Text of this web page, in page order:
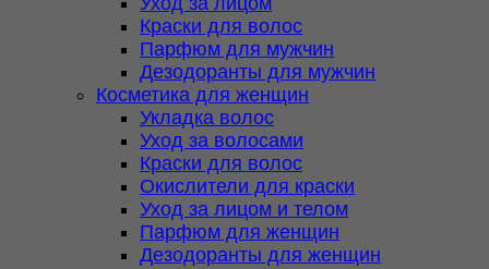
Краски для волос
Парфюм для мужчин
Дезодоранты для мужчин
Косметика для женщин
Укладка волос
Уход за волосами
Краски для волос
Окислители для краски
Уход за лицом и телом
Парфюм для женщин
Дезодоранты для женщин